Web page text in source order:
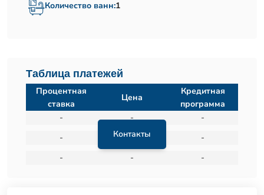
Количество ванн:1
Таблица платежей
Контакты
Процентная
ставка
Цена
Кредитная
программа
-
-
-
-
-
-
-
- -